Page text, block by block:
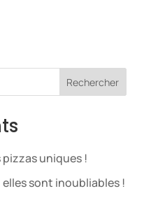
Rechercher
pizzas uniques !
sont inoubliables !